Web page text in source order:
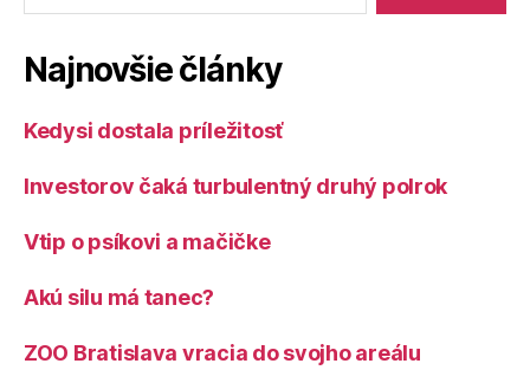
Najnovšie články
Kedysi dostala príležitosť
Investorov čaká turbulentný druhý polrok
Vtip o psíkovi a mačičke
Akú silu má tanec?
ZOO Bratislava vracia do svojho areálu